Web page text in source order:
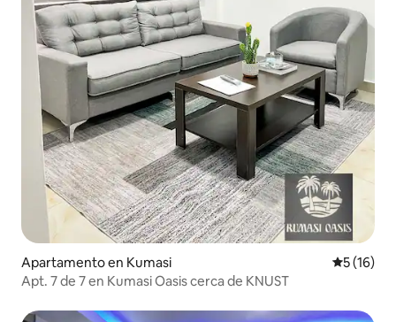
Apartamento en Kumasi
5 (16)
Apt. 7 de 7 en Kumasi Oasis cerca de KNUST